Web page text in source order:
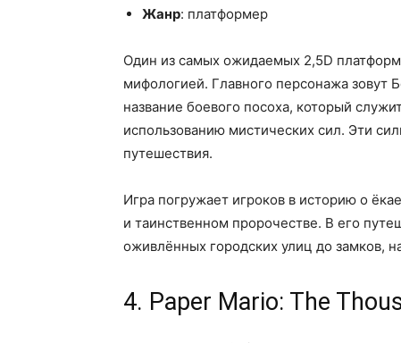
Жанр: платформер
Один из самых ожидаемых 2,5D
мифологией. Главного персонажа зовут
название боевого посоха, который
использованию мистических сил. Эти
путешествия.
Игра погружает игроков в историю о
и таинственном пророчестве. В его
оживлённых городских улиц до замков,
4. Paper Mario: The